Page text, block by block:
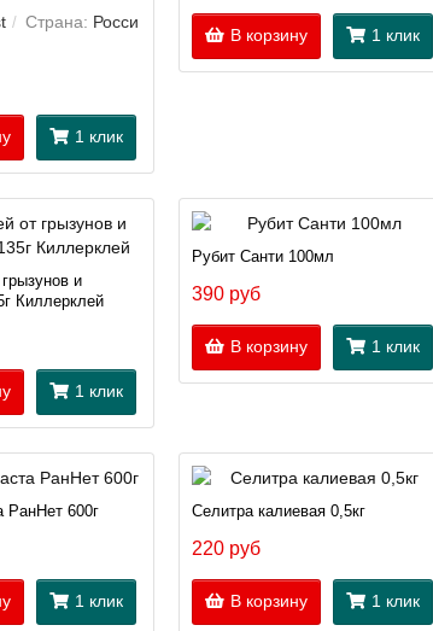
Страна: Росси
1 клик
В корзину 1 клик
и
Киллерклей
1 клик
Рубит Санти 100мл
390 руб
В корзину 1 клик
РанНет 600г
1 клик
Селитра калиевая 0,5кг
220 руб
В корзину 1 клик